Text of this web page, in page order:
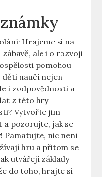
Hrajeme si na
ale i o rozvoji
pomohou
děti naučí nejen
i zodpovědnosti a
z této hry
Vytvořte jim
a pozorujte, jak se
Pamatujte, nic není
hru a přitom se
utvářejí základy
do toho, hrajte si